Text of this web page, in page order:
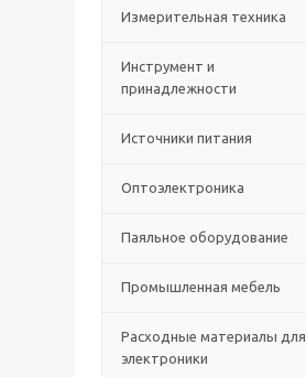
Измерительная техника
Инструмент и
принадлежности
Источники питания
Оптоэлектроника
Паяльное оборудование
Промышленная мебель
Расходные материалы для
электроники